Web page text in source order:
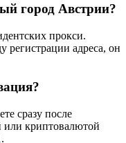
город Австрии?
прокси.
регистрации адреса, он
сразу после
или криптовалютой